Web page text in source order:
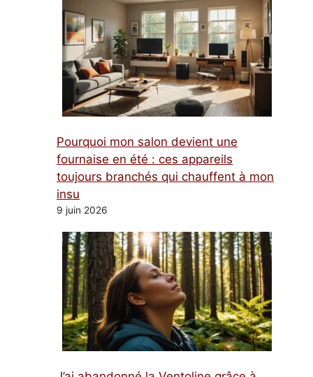
Pourquoi mon salon devient une
fournaise en été : ces appareils
toujours branchés qui chauffent à mon
insu
9 juin 2026